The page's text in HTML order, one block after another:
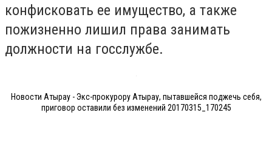
конфисковать ее имущество, а также
пожизненно лишил права занимать
должности на госслужбе.
Новости Атырау - Экс-прокурору Атырау, пытавшейся поджечь себя,
приговор оставили без изменений 20170315_170245